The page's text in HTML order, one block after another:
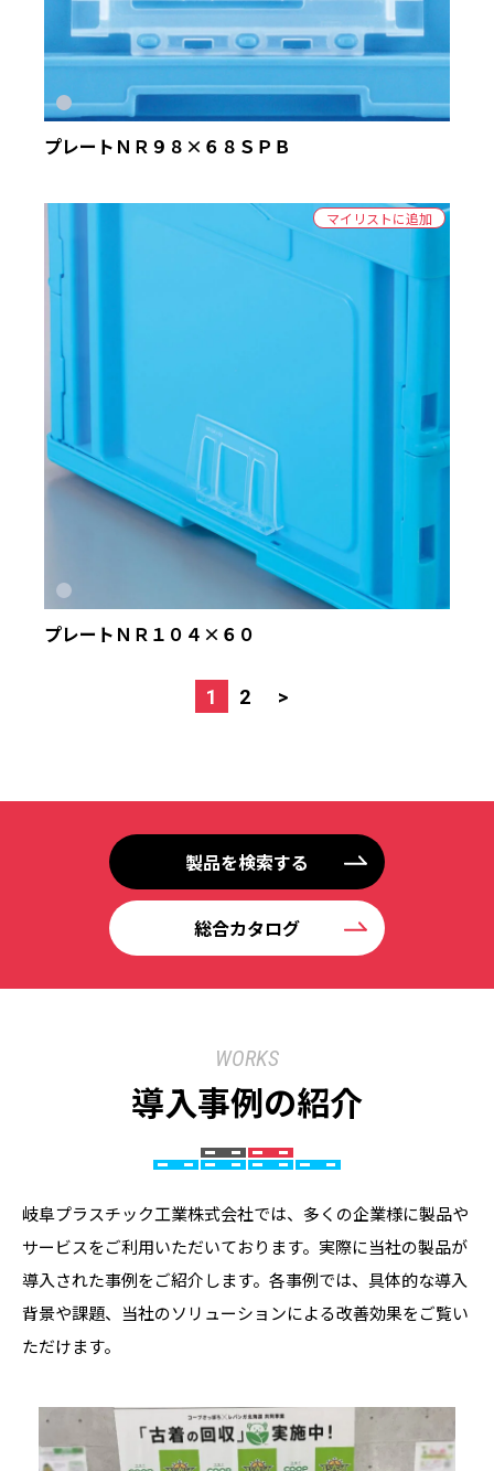
プレートＮＲ９８×６８ＳＰＢ
マイリストに追加
プレートＮＲ１０４×６０
1 2 >
製品を検索する
総合カタログ
WORKS
導入事例の紹介
岐阜プラスチック工業株式会社では、多くの企業様に製品や
サービスをご利用いただいております。実際に当社の製品が
導入された事例をご紹介します。各事例では、具体的な導入
背景や課題、当社のソリューションによる改善効果をご覧い
ただけます。